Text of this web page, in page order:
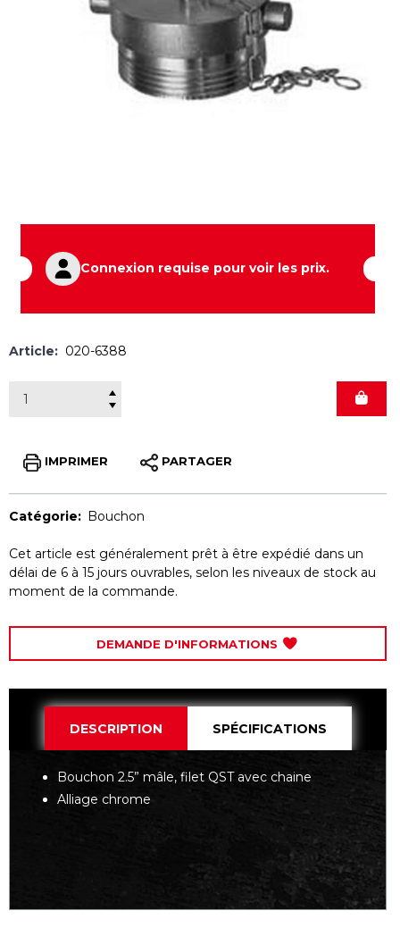
Connexion requise pour voir les prix.
Article: 020-6388
IMPRIMER PARTAGER
Catégorie: Bouchon
Cet article est généralement prêt à être expédié dans un
délai de 6 à 15 jours ouvrables, selon les niveaux de stock au
moment de la commande.
DEMANDE D'INFORMATIONS
DESCRIPTION SPÉCIFICATIONS
Bouchon 2.5” mâle, filet QST avec chaine
Alliage chrome